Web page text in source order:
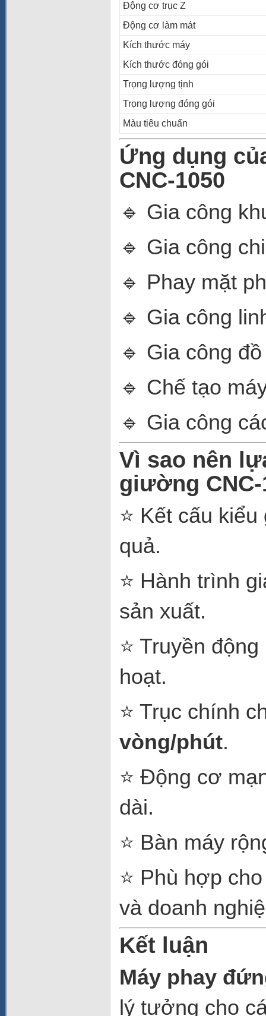
Động cơ trục Z
Động cơ làm mát
Kích thước máy
Kích thước đóng gói
Trọng lượng tịnh
Trọng lượng đóng gói
Màu tiêu chuẩn
Ứng dụng
CNC-1050
🔹 Gia công
🔹 Gia công
🔹 Phay mặt
🔹 Gia công
🔹 Gia công
🔹 Chế tạo
🔹 Gia công
Vì sao nên
giường CNC-
⭐ Kết cấu
quả.
⭐ Hành trình
sản xuất.
⭐ Truyền
hoạt.
⭐ Trục chính
vòng/phút.
⭐ Động cơ
dài.
⭐ Bàn máy
⭐ Phù hợp
và doanh
Kết luận
Máy phay
lý tưởng cho